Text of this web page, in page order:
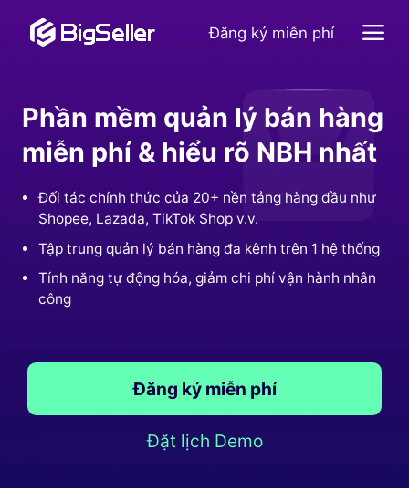
Đăng ký miễn phí
Phần mềm quản lý bán hàng
miễn phí & hiểu rõ NBH nhất
Đối tác chính thức của 20+ nền tảng hàng đầu như
Shopee, Lazada, TikTok Shop v.v.
Tập trung quản lý bán hàng đa kênh trên 1 hệ thống
Tính năng tự động hóa, giảm chi phí vận hành nhân
công
Đăng ký miễn phí
Đặt lịch Demo